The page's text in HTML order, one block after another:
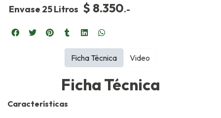
Envase 25 Litros $ 8.350.-
Ficha Técnica
Características
Ficha Técnica Video